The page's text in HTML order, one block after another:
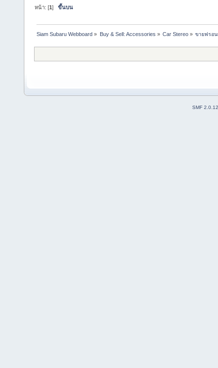
หน้า: [1]ขึ้นบน
Siam Subaru Webboard » Buy & Sell: Accessories » Car Stereo» ขายฟรอน
SMF 2.0.12